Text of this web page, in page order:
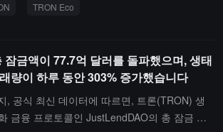
TRON Eco
금액이 77.7억 달러를 돌파했으며, 생태
량이 하루 동안 303% 증가했습니다
, 공식 최신 데이터에 따르면, 트론(TRON) 생
금융 프로토콜인 JustLendDAO의 총 잠금 자